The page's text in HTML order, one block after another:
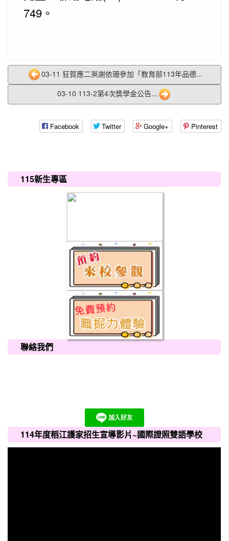
749。
03-11 狂賀應二英謝依珊參加「教育部113年品德...
03-10 113-2第4次獎學金公告...
Facebook Twitter Google+ Pinterest
115新生專區
聯絡我們
114年度稻江護家招生宣導影片~國際證照雙語學校